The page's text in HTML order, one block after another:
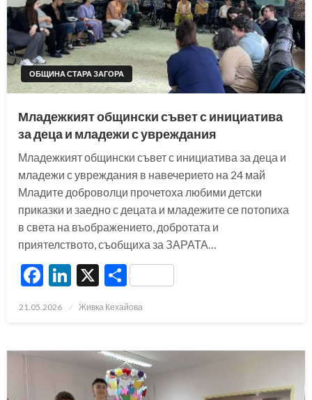
ОБЩИНА СТАРА ЗАГОРА
Младежкият общински съвет с инициатива
за деца и младежи с увреждания
Младежкият общински съвет с инициатива за деца и
младежи с увреждания в навечерието на 24 май
Младите доброволци прочетоха любими детски
приказки и заедно с децата и младежите се потопиха
в света на въображението, добротата и
приятелството, съобщиха за ЗАРАТА…
Facebook
LinkedIn
X Share
Posted
21.05.2026 Живка Кехайова